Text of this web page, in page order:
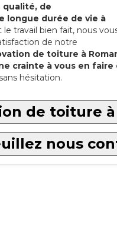
qualité, de
longue durée de vie à
le travail bien fait, nous
de notre
de toiture à
crainte à vous en faire
sans hésitation.
de toiture à
nous